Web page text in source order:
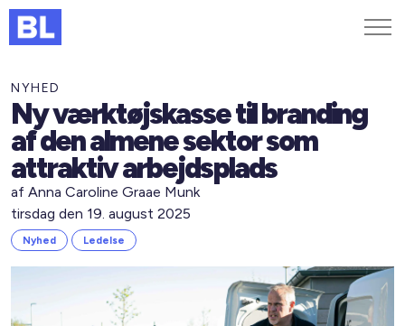
Genveje
Find medarbejder
Kurser og arrangementer
Jobportalen
MitBL
NYHED
Ny værktøjskasse til branding
af den almene sektor som
attraktiv arbejdsplads
af Anna Caroline Graae Munk
tirsdag den 19. august 2025
Nyhed Ledelse